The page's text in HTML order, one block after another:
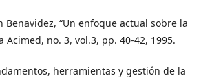
Benavidez, “Un enfoque actual sobre la
Acimed, no. 3, vol.3, pp. 40-42, 1995.
herramientas y gestión de la